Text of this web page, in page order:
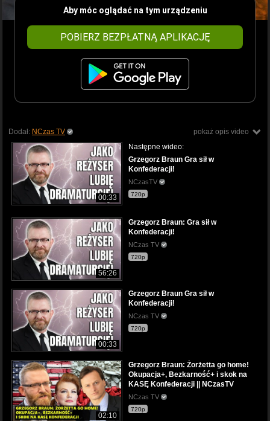
Aby móc oglądać na tym urządzeniu
POBIERZ BEZPŁATNĄ APLIKACJĘ
pokaż opis video
Dodał: NCzas TV
00:33
Następne wideo:
Grzegorz Braun Gra sił w
Konfederacji!
NCzasTV
720p
56:26
Grzegorz Braun: Gra sił w
Konfederacji!
NCzas TV
720p
00:33
Grzegorz Braun Gra sił w
Konfederacji!
NCzas TV
720p
02:10
Grzegorz Braun: Żorżetta go home!
Okupacja+, Bezkarność+ i skok na
KASĘ Konfederacji || NCzasTV
NCzas TV
720p